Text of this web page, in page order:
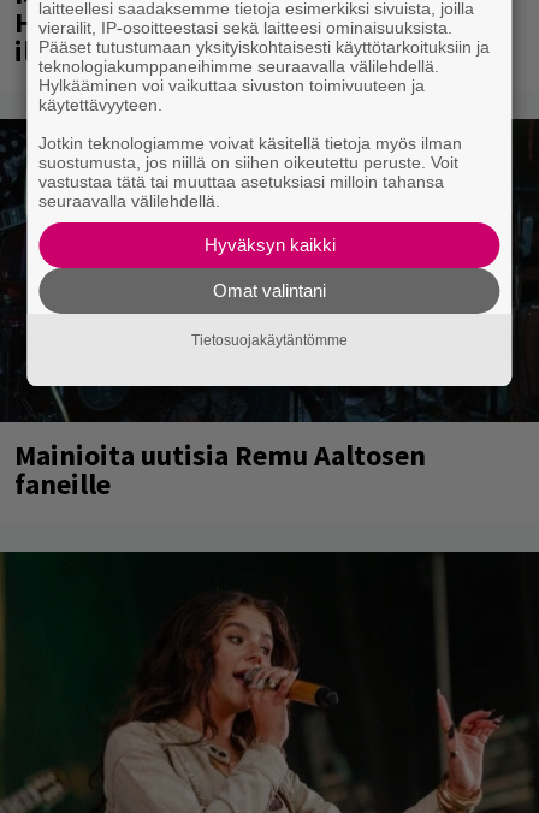
Helsingissä 10-vuotista taivaltaan –
ilmaistapahtumassa loistoesiintyjät
Mainioita uutisia Remu Aaltosen
faneille
laitteellesi saadaksemme tietoja esimerkiksi sivuista, joilla
vierailit, IP-osoitteestasi sekä laitteesi ominaisuuksista.
Pääset tutustumaan yksityiskohtaisesti käyttötarkoituksiin ja
teknologiakumppaneihimme seuraavalla välilehdellä.
Hylkääminen voi vaikuttaa sivuston toimivuuteen ja
käytettävyyteen.
Jotkin teknologiamme voivat käsitellä tietoja myös ilman
suostumusta, jos niillä on siihen oikeutettu peruste. Voit
vastustaa tätä tai muuttaa asetuksiasi milloin tahansa
seuraavalla välilehdellä.
Hyväksyn kaikki
Omat valintani
Tietosuojakäytäntömme